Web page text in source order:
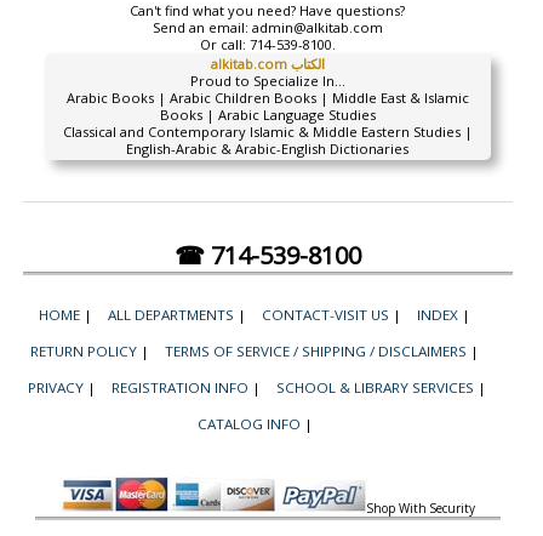
Can't find what you need? Have questions?
Send an email: admin@alkitab.com
Or call: 714-539-8100.
alkitab.com الكتاب
Proud to Specialize In...
Arabic Books | Arabic Children Books | Middle East & Islamic
Books | Arabic Language Studies
Classical and Contemporary Islamic & Middle Eastern Studies |
English-Arabic & Arabic-English Dictionaries
☎ 714-539-8100
HOME | ALL DEPARTMENTS | CONTACT-VISIT US | INDEX |
RETURN POLICY | TERMS OF SERVICE / SHIPPING / DISCLAIMERS |
PRIVACY | REGISTRATION INFO | SCHOOL & LIBRARY SERVICES |
CATALOG INFO |
Shop With Security